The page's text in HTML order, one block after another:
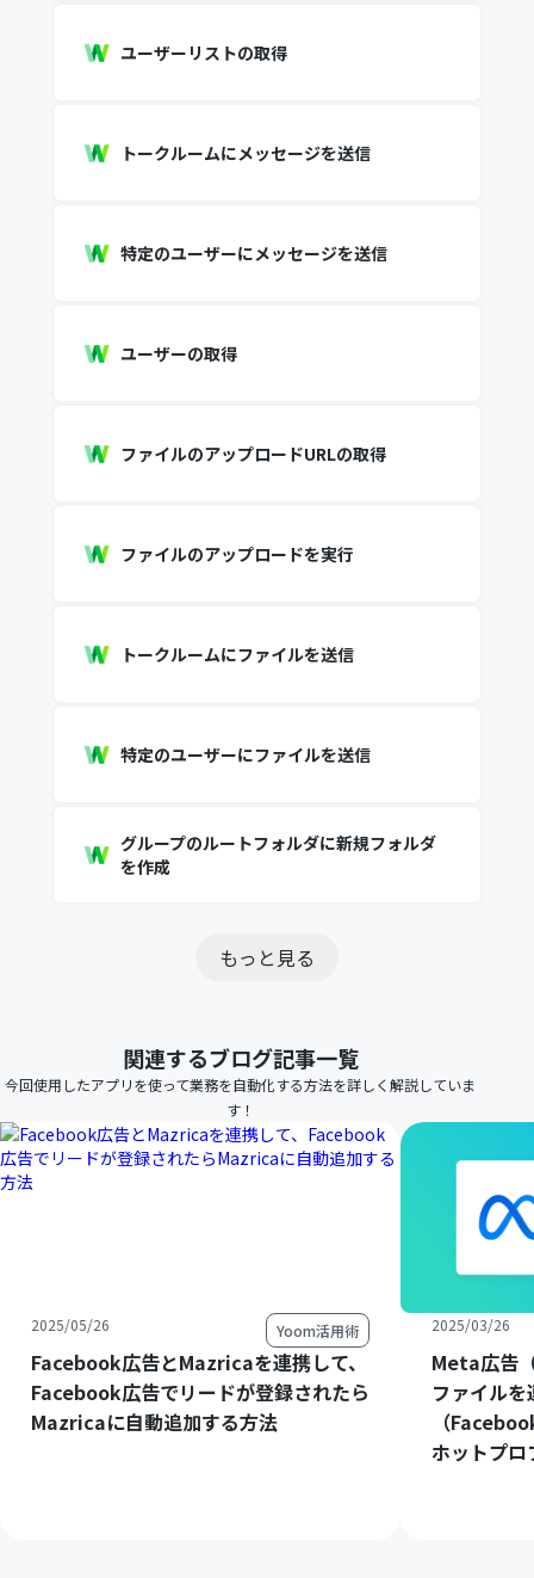
ユーザーリストの取得
トークルームにメッセージを送信
特定のユーザーにメッセージを送信
ユーザーの取得
ファイルのアップロードURLの取得
ファイルのアップロードを実行
トークルームにファイルを送信
特定のユーザーにファイルを送信
グループのルートフォルダに新規フォルダ
を作成
もっと見る
関連するブログ記事一覧
今回使用したアプリを使って業務を自動化する方法を詳しく解説していま
す！
2025/05/26 Yoom活用術
Facebook広告とMazricaを連携して、
Facebook広告でリードが登録されたら
Mazricaに自動追加する方法
2025/03/26
Meta広告
ファイル
（
ホットプ